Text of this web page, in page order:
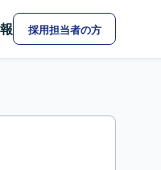
採用担当者の方